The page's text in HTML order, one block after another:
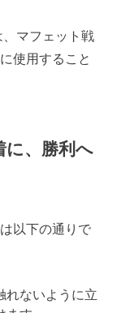
マフェット戦
使用すること
に、勝利へ
以下の通りで
れないように立